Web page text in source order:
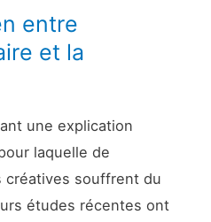
entre
et la
une explication
laquelle de
créatives souffrent du
études récentes ont